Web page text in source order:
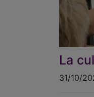
La
31/10/